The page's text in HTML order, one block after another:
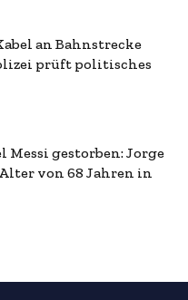
an Bahnstrecke
prüft politisches
Messi gestorben: Jorge
von 68 Jahren in